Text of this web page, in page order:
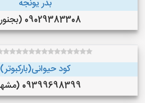
بذر یونجه
09029383308 (بجنورد )
کود حیوانی(بارکبوتر)
09399698399 (مشهد )